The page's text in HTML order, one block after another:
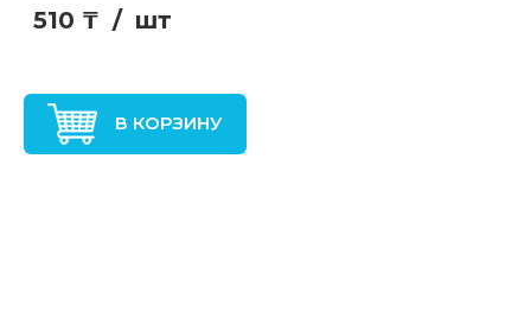
510 ₸ / шт
В КОРЗИНУ